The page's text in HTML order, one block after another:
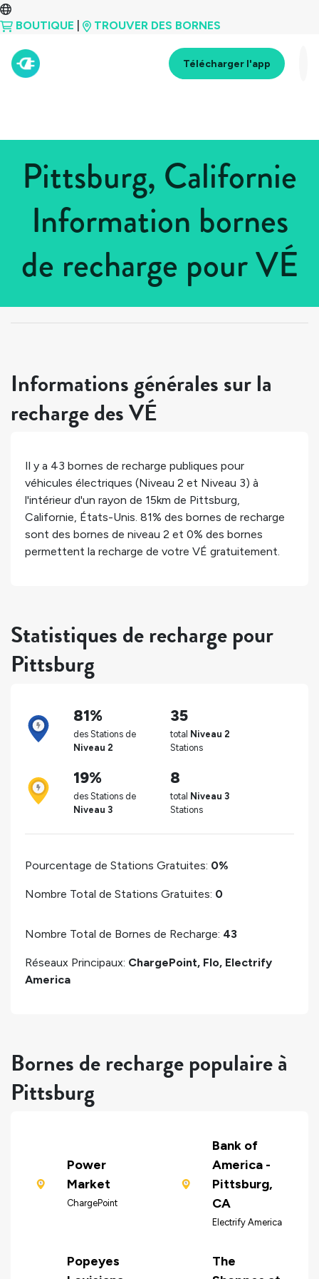
BOUTIQUE TROUVER DES BORNES
Télécharger l'app
Pittsburg, Californie
Information bornes
de recharge pour VÉ
États-Unis > Californie
Informations générales sur la
recharge des VÉ
Il y a 43 bornes de recharge publiques pour
véhicules électriques (Niveau 2 et Niveau 3) à
l'intérieur d'un rayon de 15km de Pittsburg,
Californie, États-Unis. 81% des bornes de recharge
sont des bornes de niveau 2 et 0% des bornes
permettent la recharge de votre VÉ gratuitement.
Statistiques de recharge pour
Pittsburg
81%
des Stations de
Niveau 2
35
total Niveau 2
Stations
19%
des Stations de
Niveau 3
8
total Niveau 3
Stations
Pourcentage de Stations Gratuites: 0%
Nombre Total de Stations Gratuites: 0
Nombre Total de Bornes de Recharge: 43
Réseaux Principaux: ChargePoint, Flo, Electrify
America
Bornes de recharge populaire à
Pittsburg
Power
Market
ChargePoint
Bank of
America -
Pittsburg,
CA
Electrify America
Popeyes
The